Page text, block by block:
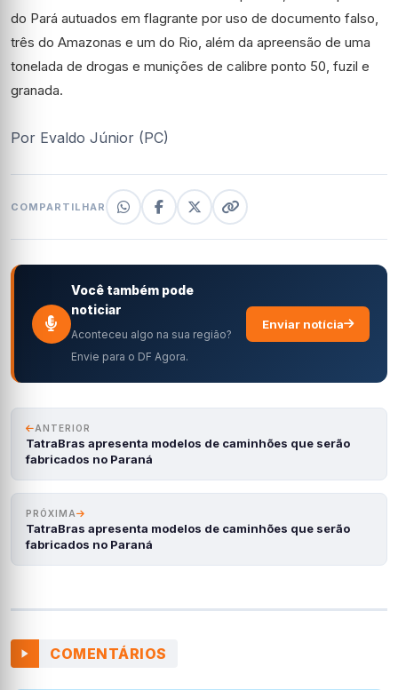
do Pará autuados em flagrante por uso de documento falso,
três do Amazonas e um do Rio, além da apreensão de uma
tonelada de drogas e munições de calibre ponto 50, fuzil e
granada.
Por Evaldo Júnior (PC)
COMPARTILHAR
Você também pode
noticiar
Aconteceu algo na sua região?
Envie para o DF Agora.
Enviar notícia
ANTERIOR
TatraBras apresenta modelos de caminhões que serão
fabricados no Paraná
PRÓXIMA
TatraBras apresenta modelos de caminhões que serão
fabricados no Paraná
COMENTÁRIOS